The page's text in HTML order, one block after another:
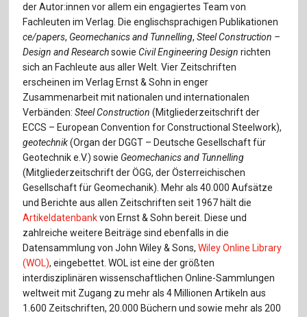
der Autor:innen vor allem ein engagiertes Team von
Fachleuten im Verlag. Die englischsprachigen Publikationen
ce/papers, Geomechanics and Tunnelling,Steel Construction –
Design and ResearchsowieCivil Engineering Design richten
sich an Fachleute aus aller Welt. Vier Zeitschriften
erscheinen im Verlag Ernst & Sohn in enger
Zusammenarbeit mit nationalen und internationalen
Verbänden:Steel Construction (Mitgliederzeitschrift der
ECCS – European Convention for Constructional Steelwork),
geotechnik(Organ der DGGT – Deutsche Gesellschaft für
Geotechnik e.V.) sowie Geomechanics and Tunnelling
(Mitgliederzeitschrift der ÖGG, der Österreichischen
Gesellschaft für Geomechanik). Mehr als 40.000 Aufsätze
und Berichte aus allen Zeitschriften seit 1967 hält die
Artikeldatenbankvon Ernst & Sohn bereit. Diese und
zahlreiche weitere Beiträge sind ebenfalls in die
Datensammlung von John Wiley & Sons, Wiley Online Library
(WOL), eingebettet. WOL ist eine der größten
interdisziplinären wissenschaftlichen Online-Sammlungen
weltweit mit Zugang zu mehr als 4 Millionen Artikeln aus
1.600 Zeitschriften, 20.000 Büchern und sowie mehr als 200